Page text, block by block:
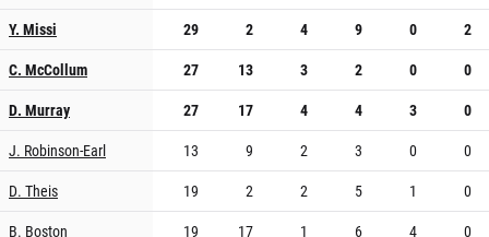
Y. Missi
29 2 4 9 0
2
C. McCollum
27 13 3 2 0
0
D. Murray
27 17 4 4 3
0
J. Robinson-Earl
13 9 2 3 0
0
D. Theis
19 2 2 5 1
0
B. Boston
19 17 1 6 4
0